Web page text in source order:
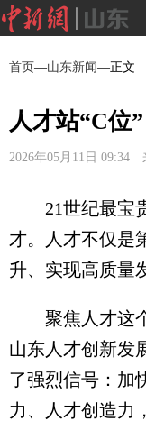
首页—山东新闻—正文
人才站“C位
2026年05月11日 09:34
21世纪最宝贵
才。人才不仅是
升、实现高质量
聚焦人才这个
山东人才创新发
了强烈信号：加
力、人才创造力